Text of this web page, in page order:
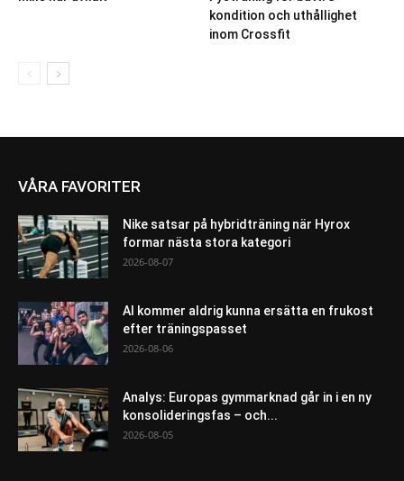
kondition och uthållighet
inom Crossfit
VÅRA FAVORITER
Nike satsar på hybridträning när Hyrox
formar nästa stora kategori
2026-08-07
AI kommer aldrig kunna ersätta en frukost
efter träningspasset
2026-08-06
Analys: Europas gymmarknad går in i en ny
konsolideringsfas – och...
2026-08-05